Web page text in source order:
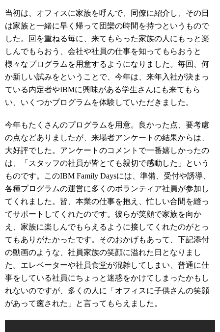
当初は、オフィスに家族を呼んで、同僚に紹介し、その日
は家族と一緒に早く帰って団欒の時間を持つというもので
した。回を重ねる毎に、来てもらった家族の人にもっと楽
しんでもらおう、会社や社員の仕事を知ってもらおうと
様々なプログラムを用意するようになりました。毎回、何
か新しい試みをということで、今年は、来年入社が決まっ
ている内定者やIBMに興味がある学生さんにも来てもら
い、いくつかプログラムを体験していただきました。
今年もたくさんのプログラムを用意。良かった点、要考慮
の点などありましたが、来場者アンケートの結果からは、
大好評でした。アンケートのコメントで一番嬉しかったの
は、「スタッフの社員が皆とても親切で感動した」という
ものです。このIBM Family Daysには、準備、受付や誘導、
各種プログラムの運営に多くのボランティア社員が参加し
てくれました。皆、本業の仕事を抱え、忙しい合間を縫っ
てサポートしてくれたのです。彼らが笑顔で家族を向か
え、家族に楽しんでもらえるように接してくれたのがとっ
てもありがたかったです。そのおかげもあって、下記添付
の動画のような、社員家族の笑顔に溢れた日となりまし
た。エレベーターや社員食堂が混雑してしまい、普通に仕
事をしている社員にちょっと迷惑をかけてしまったかもし
れないのですが、多くの人に「オフィスに子供さんの笑顔
があって癒された」と言ってもらえました。